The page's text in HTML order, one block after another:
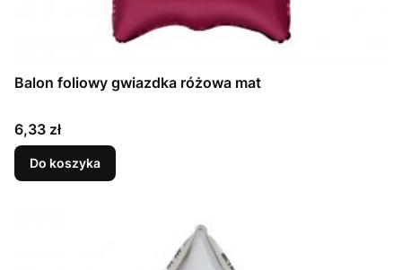
Balon foliowy gwiazdka różowa mat
Cena
6,33 zł
Do koszyka